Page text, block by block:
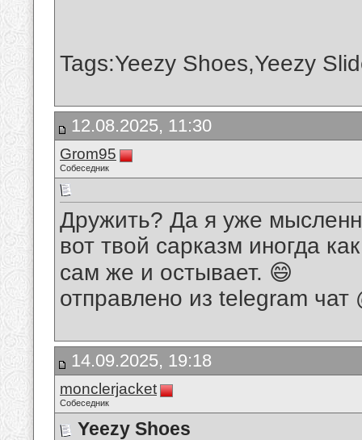
Tags:Yeezy Shoes,Yeezy
12.08.2025, 11:30
Grom95
Собеседник
Дружить? Да я уже
вот твой сарказм иногда
сам же и остывает. 😄
отправлено из telegram
14.09.2025, 19:18
monclerjacket
Собеседник
Yeezy Shoes